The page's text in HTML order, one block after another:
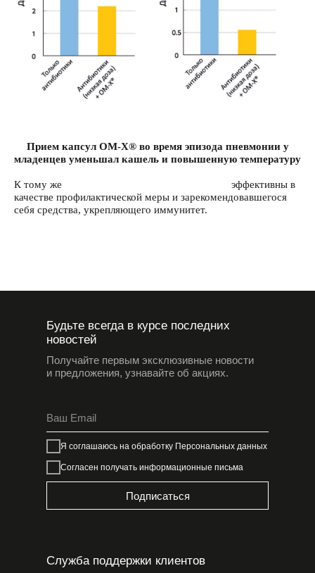
Прием капсул ОМ-Х® во время эпизода пневмонии у
младенцев уменьшал кашель и повышенную температуру
К тому же
эффективны в
качестве профилактической меры и зарекомендовавшегося
себя средства, укрепляющего иммунитет.
Будьте всегда в курсе последних
новостей
Получайте первым эксклюзивные новости
и предложения, узнавайте об акциях.
Служба поддержки клиентов
Я соглашаюсь на обработку Персональных данных
Согласен получать информационные письма
Подписаться